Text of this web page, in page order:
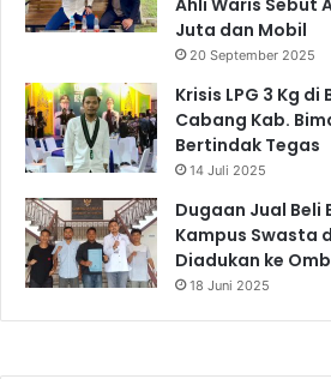
Juta dan Mobil
20 September 2025
Krisis LPG 3 Kg di
Cabang Kab.
Bertindak Tegas
14 Juli 2025
Dugaan Jual Beli
Kampus Swasta
Diadukan ke
18 Juni 2025